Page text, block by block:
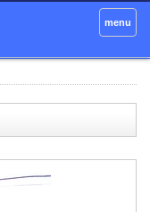
menu